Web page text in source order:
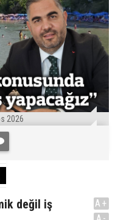
2026
değil iş
A+